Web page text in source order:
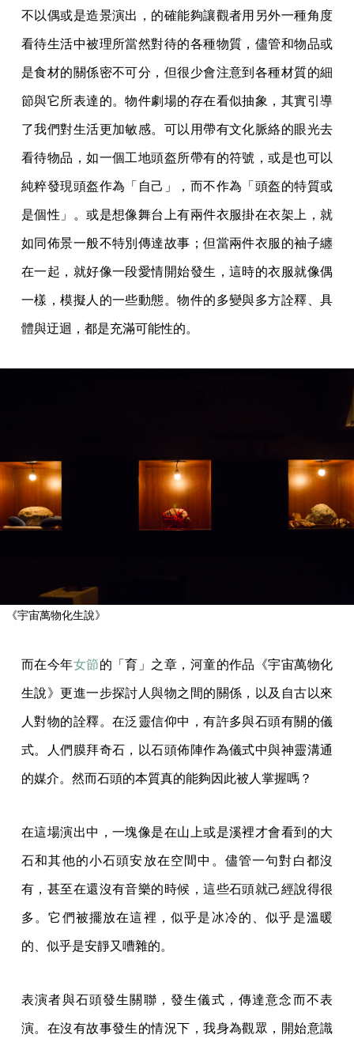
不以偶或是造景演出，的確能夠讓觀者用另外一種角度
看待生活中被理所當然對待的各種物質，儘管和物品或
是食材的關係密不可分，但很少會注意到各種材質的細
節與它所表達的。物件劇場的存在看似抽象，其實引導
了我們對生活更加敏感。可以用帶有文化脈絡的眼光去
看待物品，如一個工地頭盔所帶有的符號，或是也可以
純粹發現頭盔作為「自己」，而不作為「頭盔的特質或
是個性」。或是想像舞台上有兩件衣服掛在衣架上，就
如同佈景一般不特別傳達故事；但當兩件衣服的袖子纏
在一起，就好像一段愛情開始發生，這時的衣服就像偶
一樣，模擬人的一些動態。物件的多變與多方詮釋、具
體與迂迴，都是充滿可能性的。
《宇宙萬物化生說》
而在今年女節的「育」之章，河童的作品《宇宙萬物化
生說》更進一步探討人與物之間的關係，以及自古以來
人對物的詮釋。在泛靈信仰中，有許多與石頭有關的儀
式。人們膜拜奇石，以石頭佈陣作為儀式中與神靈溝通
的媒介。然而石頭的本質真的能夠因此被人掌握嗎？
在這場演出中，一塊像是在山上或是溪裡才會看到的大
石和其他的小石頭安放在空間中。儘管一句對白都沒
有，甚至在還沒有音樂的時候，這些石頭就己經說得很
多。它們被擺放在這裡，似乎是冰冷的、似乎是溫暖
的、似乎是安靜又嘈雜的。
表演者與石頭發生關聯，發生儀式，傳達意念而不表
演。在沒有故事發生的情況下，我身為觀眾，開始意識